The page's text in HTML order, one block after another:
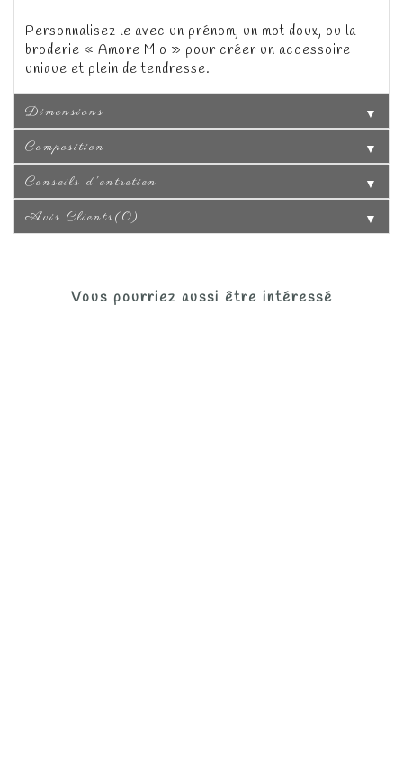
Personnalisez le avec un prénom, un mot doux, ou la
broderie « Amore Mio » pour créer un accessoire
unique et plein de tendresse.
Dimensions ▼
Composition ▼
Conseils d'entretien ▼
Avis Clients(0) ▼
Vous pourriez aussi être intéressé